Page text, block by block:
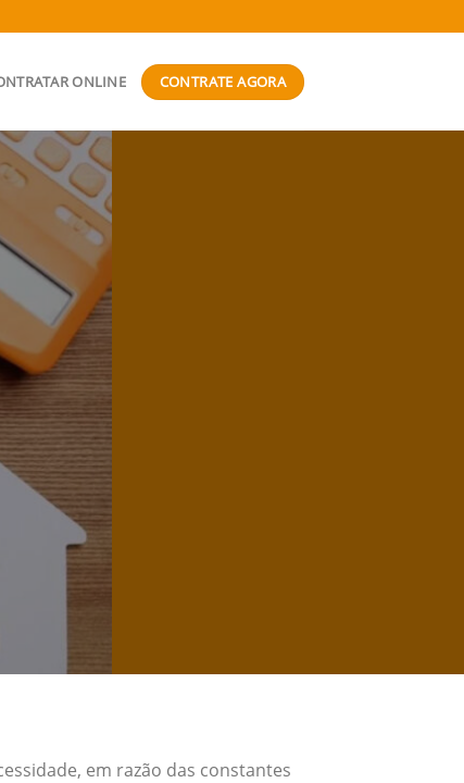
ONLINE CONTRATE AGORA
em razão das constantes